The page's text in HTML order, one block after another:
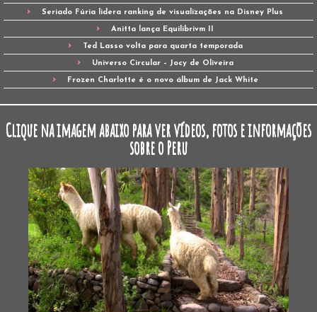
Seriado Fúria lidera ranking de visualizações na Disney Plus
Anitta lança Equilibrivm II
Ted Lasso volta para quarta temporada
Universo Circular – Jocy de Oliveira
Frozen Charlotte é o novo álbum de Jack White
Clique na imagem abaixo para ver vídeos, fotos e informações
sobre o Peru